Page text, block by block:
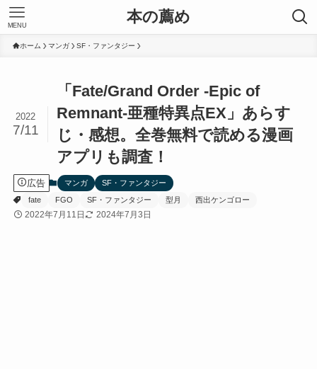
本の薦め
MENU
ホーム マンガ SF・ファンタジー
「Fate/Grand Order -Epic of
Remnant-亜種特異点EX」あらす
じ・感想。全巻無料で読める漫画
アプリも調査！
2022
7/11
広告 マンガ
SF・ファンタジー
fate
FGO SF・ファンタジー 型月 西出ケンゴロー
2022年7月11日 2024年7月3日